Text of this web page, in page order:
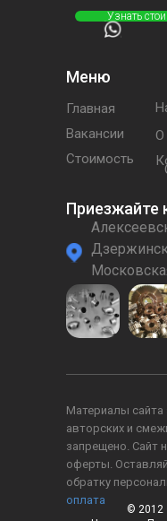
Меню
Главная
Вакансии
Стоимость
О
Приезжайте
⠀⠀⠀⠀Узнать
Материалы
авторских и
запрещено. Сайт
оферты.
обратку
оплата
© 2012